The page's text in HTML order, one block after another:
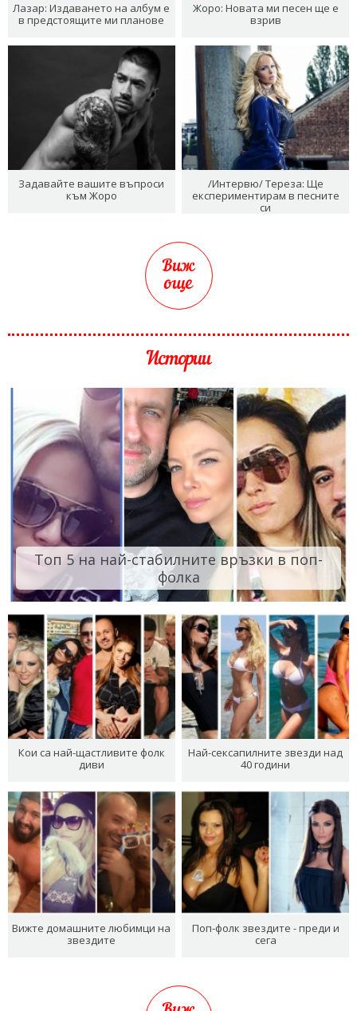
Лазар: Издаването на албум е
в предстоящите ми планове
Жоро: Новата ми песен ще е
взрив
Задавайте вашите въпроси
към Жоро
/Интервю/ Тереза: Ще
експериментирам в песните
си
Виж
още
Истории
Топ 5 на най-стабилните връзки в поп-
фолка
Кои са най-щастливите фолк
диви
Най-сексапилните звезди над
40 години
Вижте домашните любимци на
звездите
Поп-фолк звездите - преди и
сега